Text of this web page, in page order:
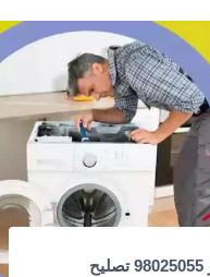
فني غسالات بنيدر 98025055 تصليح